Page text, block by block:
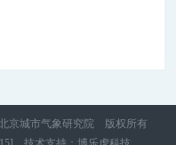
京城市气象研究院 版权所有